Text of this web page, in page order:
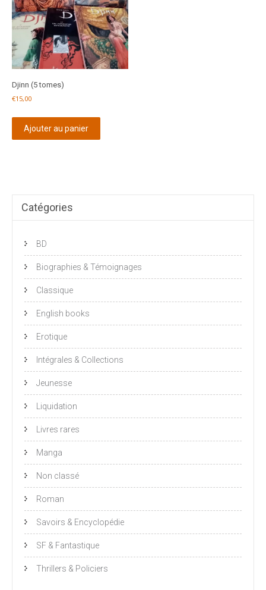
Djinn (5 tomes)
€15,00
Ajouter au panier
Catégories
BD
Biographies & Témoignages
Classique
English books
Erotique
Intégrales & Collections
Jeunesse
Liquidation
Livres rares
Manga
Non classé
Roman
Savoirs & Encyclopédie
SF & Fantastique
Thrillers & Policiers